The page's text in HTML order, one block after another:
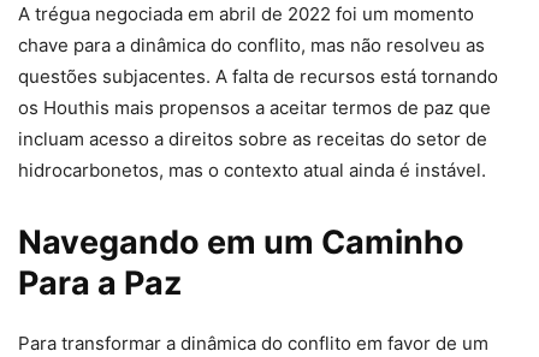
A trégua negociada em abril de 2022 foi um momento
chave para a dinâmica do conflito, mas não resolveu as
questões subjacentes. A falta de recursos está tornando
os Houthis mais propensos a aceitar termos de paz que
incluam acesso a direitos sobre as receitas do setor de
hidrocarbonetos, mas o contexto atual ainda é instável.
Navegando em um Caminho
Para a Paz
Para transformar a dinâmica do conflito em favor de um